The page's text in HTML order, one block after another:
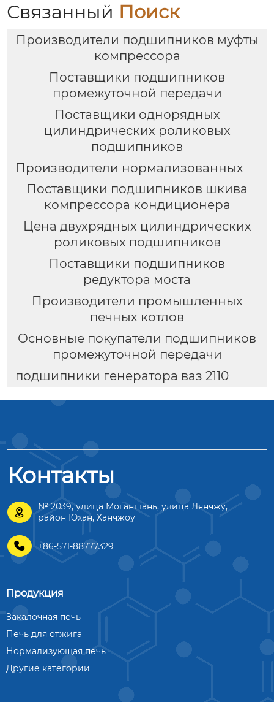
Связанный Поиск
Производители подшипников муфты
компрессора
Поставщики подшипников
промежуточной передачи
Поставщики однорядных
цилиндрических роликовых
подшипников
Производители нормализованных
Поставщики подшипников шкива
компрессора кондиционера
Цена двухрядных цилиндрических
роликовых подшипников
Поставщики подшипников
редуктора моста
Производители промышленных
печных котлов
Основные покупатели подшипников
промежуточной передачи
подшипники генератора ваз 2110
Контакты

№ 2039, улица Моганшань, улица Лянчжу,
район Юхан, Ханчжоу
 +86-571-88777329
Продукция
Закалочная печь
Печь для отжига
Нормализующая печь
Другие категории